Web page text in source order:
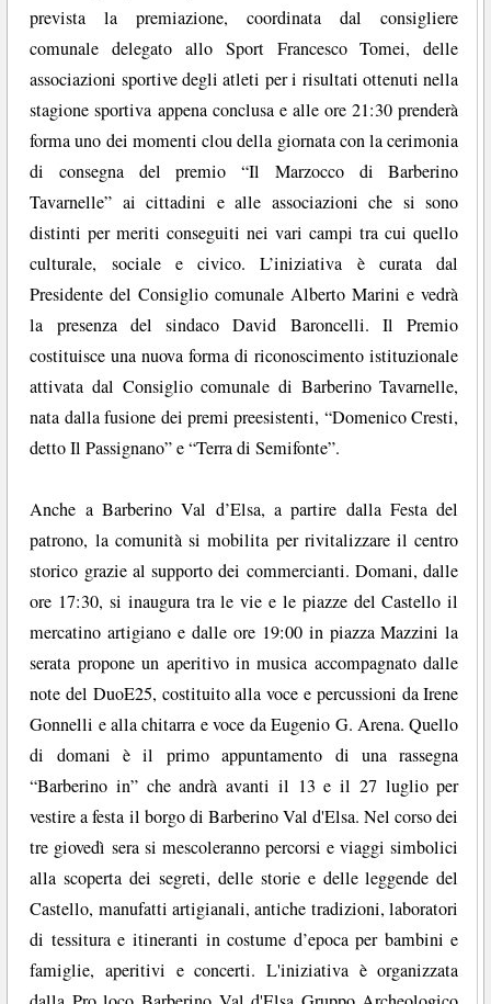
prevista la premiazione, coordinata dal consigliere
comunale delegato allo Sport Francesco Tomei, delle
associazioni sportive degli atleti per i risultati ottenuti nella
stagione sportiva appena conclusa e alle ore 21:30 prenderà
forma uno dei momenti clou della giornata con la cerimonia
di consegna del premio “Il Marzocco di Barberino
Tavarnelle” ai cittadini e alle associazioni che si sono
distinti per meriti conseguiti nei vari campi tra cui quello
culturale, sociale e civico. L’iniziativa è curata dal
Presidente del Consiglio comunale Alberto Marini e vedrà
la presenza del sindaco David Baroncelli. Il Premio
costituisce una nuova forma di riconoscimento istituzionale
attivata dal Consiglio comunale di Barberino Tavarnelle,
nata dalla fusione dei premi preesistenti, “Domenico Cresti,
detto Il Passignano” e “Terra di Semifonte”.
Anche a Barberino Val d’Elsa, a partire dalla Festa del
patrono, la comunità si mobilita per rivitalizzare il centro
storico grazie al supporto dei commercianti. Domani, dalle
ore 17:30, si inaugura tra le vie e le piazze del Castello il
mercatino artigiano e dalle ore 19:00 in piazza Mazzini la
serata propone un aperitivo in musica accompagnato dalle
note del DuoE25, costituito alla voce e percussioni da Irene
Gonnelli e alla chitarra e voce da Eugenio G. Arena. Quello
di domani è il primo appuntamento di una rassegna
“Barberino in” che andrà avanti il 13 e il 27 luglio per
vestire a festa il borgo di Barberino Val d'Elsa. Nel corso dei
tre giovedì sera si mescoleranno percorsi e viaggi simbolici
alla scoperta dei segreti, delle storie e delle leggende del
Castello, manufatti artigianali, antiche tradizioni, laboratori
di tessitura e itineranti in costume d’epoca per bambini e
famiglie, aperitivi e concerti. L'iniziativa è organizzata